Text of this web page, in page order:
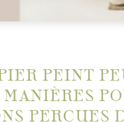
PEINT
PERÇUES